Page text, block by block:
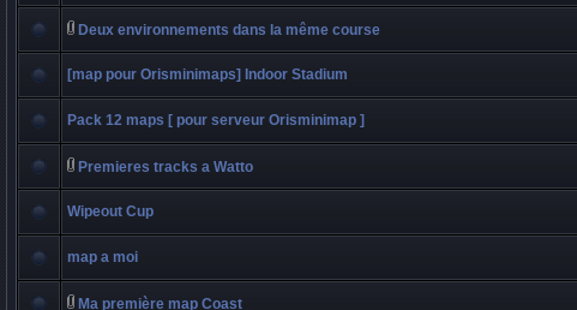
Deux environnements dans la même course
[map pour Orisminimaps] Indoor Stadium
Pack 12 maps [ pour serveur Orisminimap ]
Premieres tracks a Watto
Wipeout Cup
map a moi
Ma première map Coast